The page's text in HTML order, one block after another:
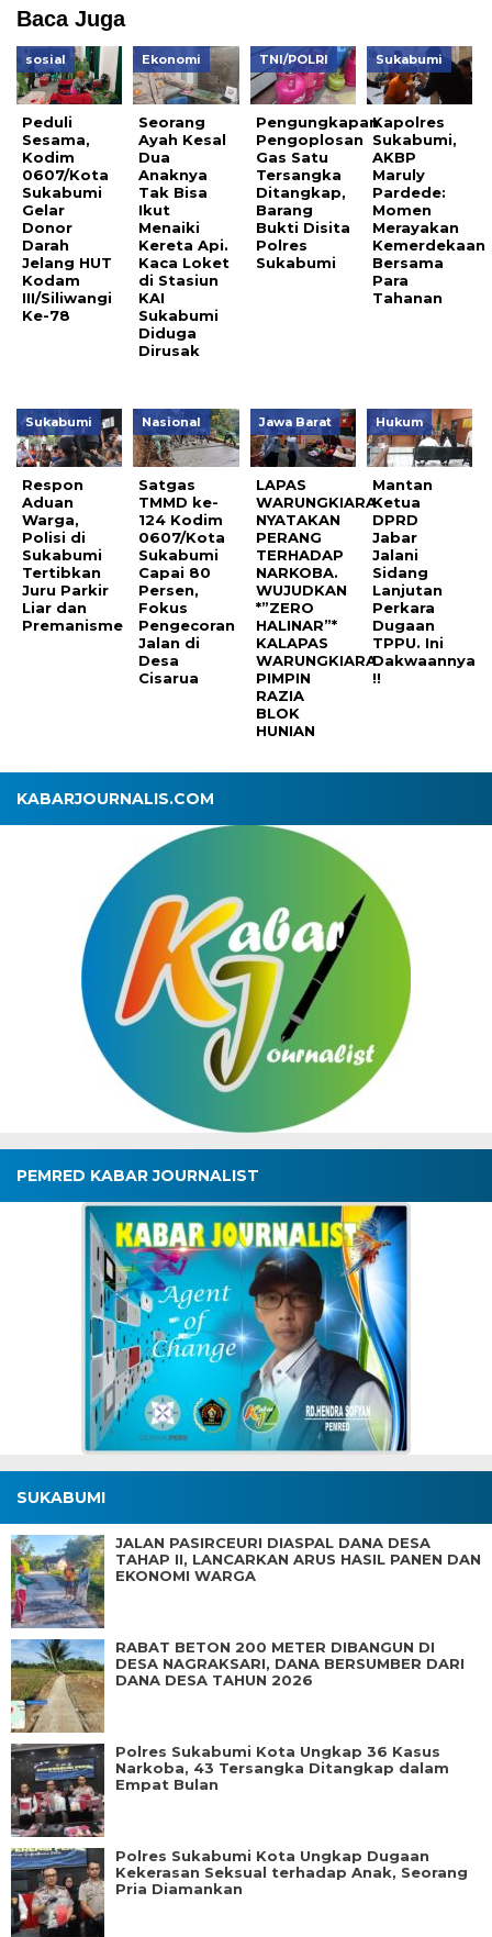
Baca Juga
sosial
Peduli
Sesama,
Kodim
0607/Kota
Sukabumi
Gelar
Donor
Darah
Jelang HUT
Kodam
III/Siliwangi
Ke-78
Ekonomi
Seorang
Ayah Kesal
Dua
Anaknya
Tak Bisa
Ikut
Menaiki
Kereta Api.
Kaca Loket
di Stasiun
KAI
Sukabumi
Diduga
Dirusak
TNI/POLRI
Pengungkapan
Pengoplosan
Gas Satu
Tersangka
Ditangkap,
Barang
Bukti Disita
Polres
Sukabumi
Sukabumi
Kapolres
Sukabumi,
AKBP
Maruly
Pardede:
Momen
Merayakan
Kemerdekaan
Bersama
Para
Tahanan
Sukabumi
Respon
Aduan
Warga,
Polisi di
Sukabumi
Tertibkan
Juru Parkir
Liar dan
Premanisme
Nasional
Satgas
TMMD ke-
124 Kodim
0607/Kota
Sukabumi
Capai 80
Persen,
Fokus
Pengecoran
Jalan di
Desa
Cisarua
Jawa Barat
LAPAS
WARUNGKIARA
NYATAKAN
PERANG
TERHADAP
NARKOBA.
WUJUDKAN
*”ZERO
HALINAR”*
KALAPAS
WARUNGKIARA
PIMPIN
RAZIA
BLOK
HUNIAN
Hukum
Mantan
Ketua
DPRD
Jabar
Jalani
Sidang
Lanjutan
Perkara
Dugaan
TPPU. Ini
Dakwaannya
!!
KABARJOURNALIS.COM
PEMRED KABAR JOURNALIST
SUKABUMI
JALAN PASIRCEURI DIASPAL DANA DESA
TAHAP II, LANCARKAN ARUS HASIL PANEN DAN
EKONOMI WARGA
RABAT BETON 200 METER DIBANGUN DI
DESA NAGRAKSARI, DANA BERSUMBER DARI
DANA DESA TAHUN 2026
Polres Sukabumi Kota Ungkap 36 Kasus
Narkoba, 43 Tersangka Ditangkap dalam
Empat Bulan
Polres Sukabumi Kota Ungkap Dugaan
Kekerasan Seksual terhadap Anak, Seorang
Pria Diamankan